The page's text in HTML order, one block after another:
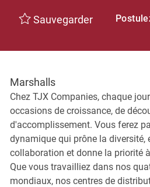
Sauvegarder
Marshalls
Chez TJX Companies, chaque
occasions de croissance, de
d'accomplissement. Vous ferez
dynamique qui prône la diversité,
collaboration et donne la priorité
Que vous travailliez dans nos
mondiaux, nos centres de